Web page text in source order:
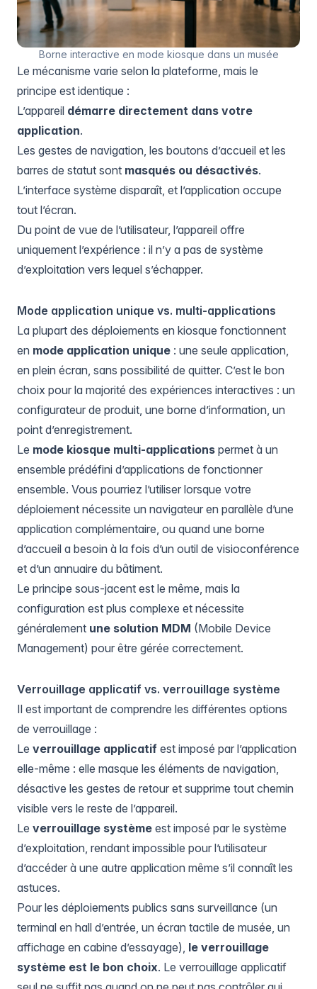
Borne interactive en mode kiosque dans un musée
Le mécanisme varie selon la plateforme, mais le
principe est identique :
L’appareil démarre directement dans votre
application.
Les gestes de navigation, les boutons d’accueil et les
barres de statut sont masqués ou désactivés.
L’interface système disparaît, et l’application occupe
tout l’écran.
Du point de vue de l’utilisateur, l’appareil offre
uniquement l’expérience : il n’y a pas de système
d’exploitation vers lequel s’échapper.
Mode application unique vs. multi-applications
La plupart des déploiements en kiosque fonctionnent
en mode application unique : une seule application,
en plein écran, sans possibilité de quitter. C’est le bon
choix pour la majorité des expériences interactives : un
configurateur de produit, une borne d’information, un
point d’enregistrement.
Le mode kiosque multi-applications permet à un
ensemble prédéfini d’applications de fonctionner
ensemble. Vous pourriez l’utiliser lorsque votre
déploiement nécessite un navigateur en parallèle d’une
application complémentaire, ou quand une borne
d’accueil a besoin à la fois d’un outil de visioconférence
et d’un annuaire du bâtiment.
Le principe sous-jacent est le même, mais la
configuration est plus complexe et nécessite
généralement une solution MDM (Mobile Device
Management) pour être gérée correctement.
Verrouillage applicatif vs. verrouillage système
Il est important de comprendre les différentes options
de verrouillage :
Le verrouillage applicatif est imposé par l’application
elle-même : elle masque les éléments de navigation,
désactive les gestes de retour et supprime tout chemin
visible vers le reste de l’appareil.
Le verrouillage système est imposé par le système
d’exploitation, rendant impossible pour l’utilisateur
d’accéder à une autre application même s’il connaît les
astuces.
Pour les déploiements publics sans surveillance (un
terminal en hall d’entrée, un écran tactile de musée, un
affichage en cabine d’essayage), le verrouillage
système est le bon choix. Le verrouillage applicatif